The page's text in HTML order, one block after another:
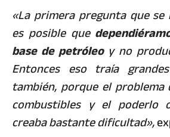
«La primera pregunta que se
es posible que
base de petróleo y no
Entonces eso traía
también, porque el
combustibles y el poderlo
creaba bastante dificultad»,